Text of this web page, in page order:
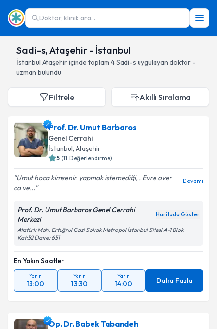
Doktor, klinik ara...
Sadi-s, Ataşehir - İstanbul
İstanbul Ataşehiriçinde toplam 4Sadi-s uygulayan doktor -
uzman bulundu
Filtrele Akıllı Sıralama
Prof. Dr. Umut Barbaros
Genel Cerrahi
İstanbul, Ataşehir
5 (11 Değerlendirme)
Umut hoca kimsenin yapmak istemediği, . Evre over
ca ve...
Devamı
Prof. Dr. Umut Barbaros Genel Cerrahi
Merkezi
Haritada Göster
Atatürk Mah. Ertuğrul Gazi Sokak Metropol İstanbul Sitesi A-1 Blok
Kat:52 Daire: 651
En Yakın Saatler
Yarın
13:00
Yarın
13:30
Yarın
14:00 Daha Fazla
Op. Dr. Babek Tabandeh